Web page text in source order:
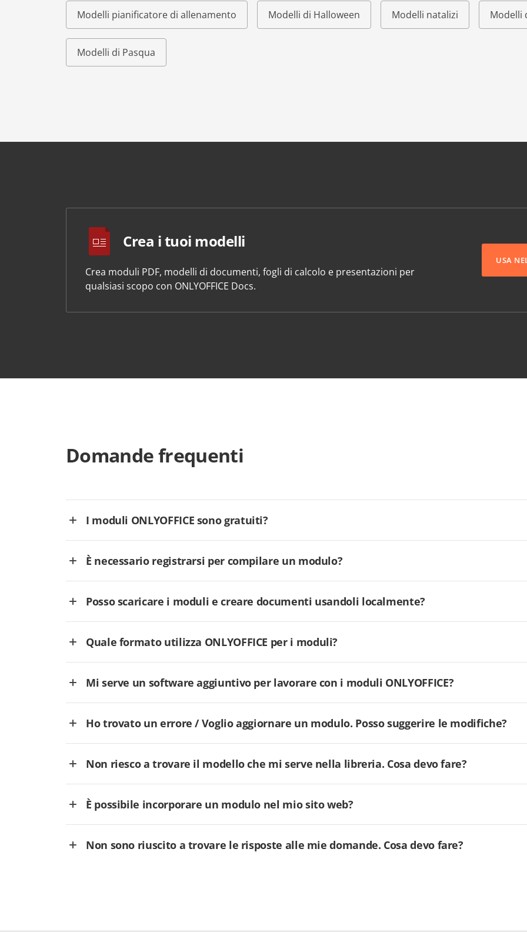
Modelli pianificatore di allenamento Modelli di Halloween Modelli natalizi Modelli
Modelli di Pasqua
Crea i tuoi modelli
Crea moduli PDF, modelli di documenti, fogli di calcolo e presentazioni per
qualsiasi scopo con ONLYOFFICE Docs.
USA
Domande frequenti
I moduli ONLYOFFICE sono gratuiti?
È necessario registrarsi per compilare un modulo?
Posso scaricare i moduli e creare documenti usandoli localmente?
Quale formato utilizza ONLYOFFICE per i moduli?
Mi serve un software aggiuntivo per lavorare con i moduli ONLYOFFICE?
Ho trovato un errore / Voglio aggiornare un modulo. Posso suggerire le modifiche?
Non riesco a trovare il modello che mi serve nella libreria. Cosa devo fare?
È possibile incorporare un modulo nel mio sito web?
Non sono riuscito a trovare le risposte alle mie domande. Cosa devo fare?